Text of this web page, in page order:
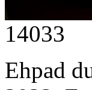
14033
Ehpad